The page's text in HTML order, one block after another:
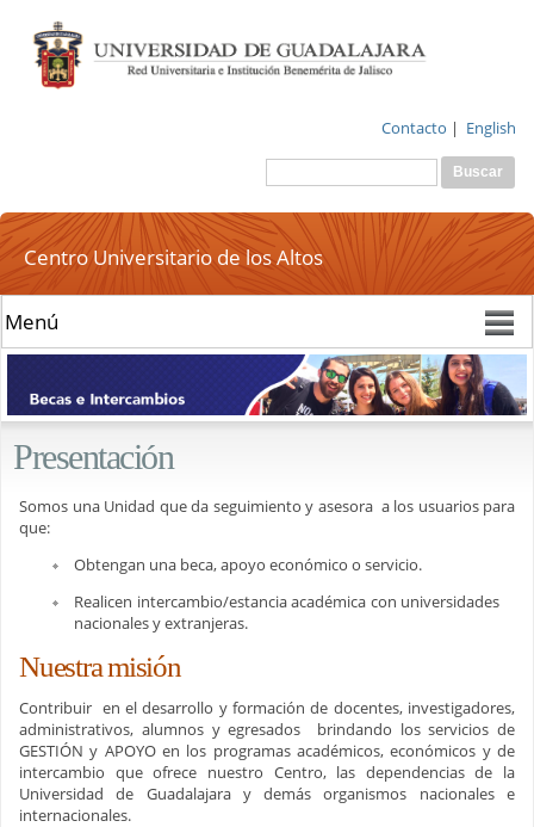
principal
Contacto | English
Formulario de
búsqueda
Buscar
Centro Universitario de los Altos
Presentación
Somos una Unidad que da seguimiento y asesora a los usuarios para
que:
Obtengan una beca, apoyo económico o servicio.
Realicen intercambio/estancia académica con universidades
nacionales y extranjeras.
Nuestra misión
Contribuir en el desarrollo y formación de docentes, investigadores,
administrativos, alumnos y egresados brindando los servicios de
GESTIÓN y APOYO en los programas académicos, económicos y de
intercambio que ofrece nuestro Centro, las dependencias de la
Universidad de Guadalajara y demás organismos nacionales e
internacionales.